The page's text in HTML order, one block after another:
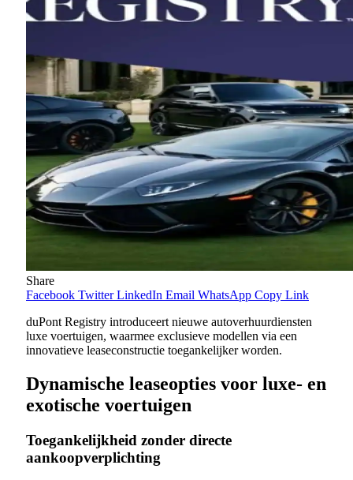
Share
Facebook Twitter LinkedIn Email WhatsApp Copy Link
duPont Registry introduceert nieuwe autoverhuurdiensten
luxe voertuigen, waarmee exclusieve modellen via een
innovatieve leaseconstructie toegankelijker worden.
Dynamische leaseopties voor luxe- en
exotische voertuigen
Toegankelijkheid zonder directe
aankoopverplichting